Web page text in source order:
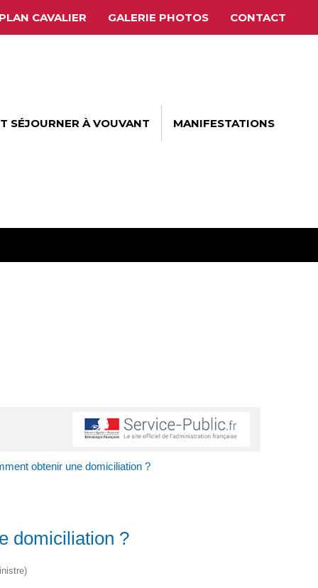
PLAN CAVALIER GALERIE PHOTOS CONTACT
SÉJOURNER À VOUVANT MANIFESTATIONS
obtenir une domiciliation ?
domiciliation ?